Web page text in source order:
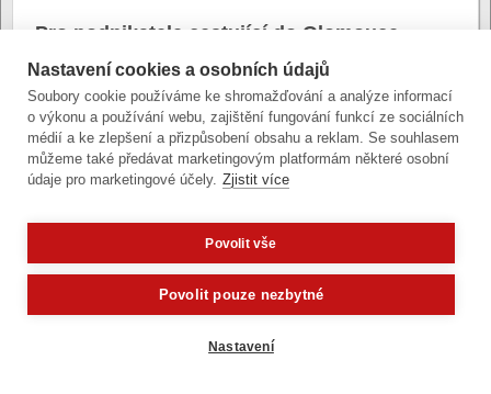
Pro podnikatele cestující do Olomouce
Více informací na jdete na turistickém portále:
tourism.olomouc.eu
Autor:Pavel Snášel
Zobrazit verzi pro počítač
Články a fotografie lze kopírovat jen se svolením provozovatele
správa obsahu | design:
gdpr| cookies,
© statutární město Olomouc
Nastavení cookies a osobních údajů
Soubory cookie používáme ke shromažďování a analýze informací
o výkonu a používání webu, zajištění fungování funkcí ze sociálních
médií a ke zlepšení a přizpůsobení obsahu a reklam. Se souhlasem
můžeme také předávat marketingovým platformám některé osobní
údaje pro marketingové účely. Zjistit více
Povolit vše
Povolit pouze nezbytné
Nastavení
Potřebujete poradit?Zeptejte s